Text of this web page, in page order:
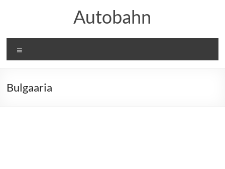
Autobahn
Bulgaaria